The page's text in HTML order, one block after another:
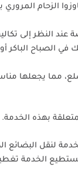
الزحام
عند النظر إلى
الصباح الباكر
مما يجعلها
بهذه الخدمة.
لنقل البضائع
الخدمة